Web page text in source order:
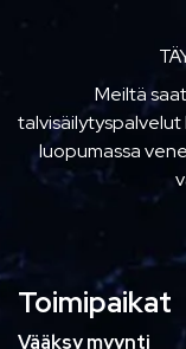
Meiltä
luopumassa
Toimipaikat
Vääksy myynti